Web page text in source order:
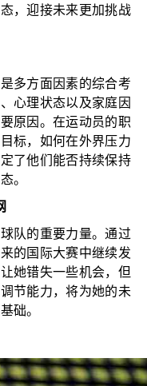
，迎接未来更加挑战
多方面因素的综合考
心理状态以及家庭因
原因。在运动员的职
标，如何在外界压力
了他们能否持续保持
。
队的重要力量。通过
的国际大赛中继续发
她错失一些机会，但
节能力，将为她的未
础。